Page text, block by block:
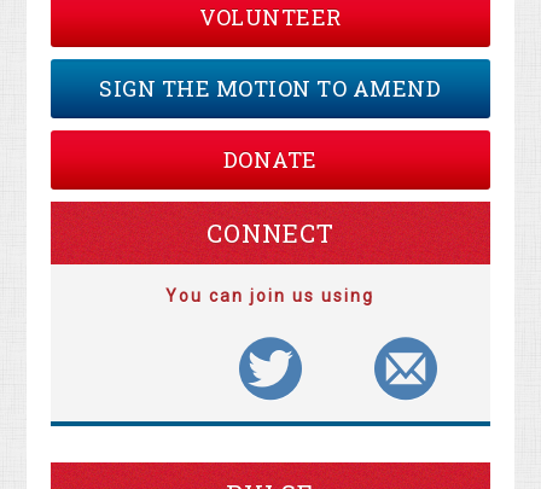
VOLUNTEER
SIGN THE MOTION TO AMEND
DONATE
CONNECT
You can join us using